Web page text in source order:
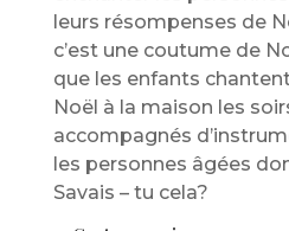
leurs résompenses de
c’est une coutume de
que les enfants
Noël à la maison les
accompagnés
les personnes âgées
Savais – tu cela?